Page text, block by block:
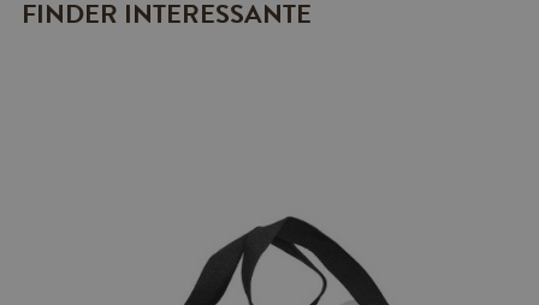
FINDER INTERESSANTE